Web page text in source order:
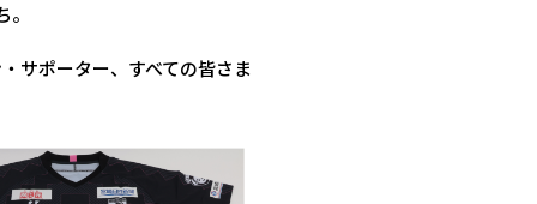
サポーター、すべての皆さま